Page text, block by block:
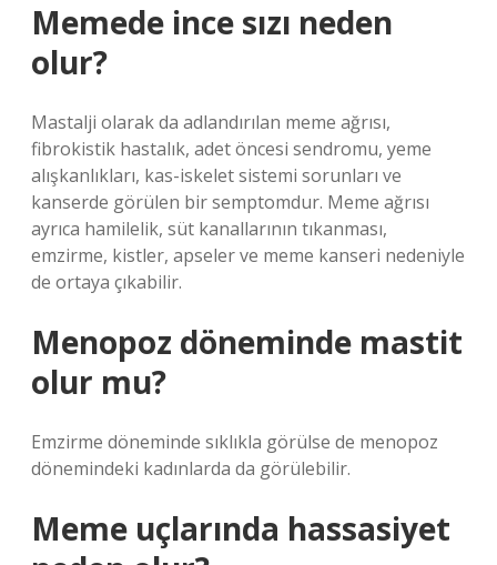
Memede ince sızı neden
olur?
Mastalji olarak da adlandırılan meme ağrısı,
fibrokistik hastalık, adet öncesi sendromu, yeme
alışkanlıkları, kas-iskelet sistemi sorunları ve
kanserde görülen bir semptomdur. Meme ağrısı
ayrıca hamilelik, süt kanallarının tıkanması,
emzirme, kistler, apseler ve meme kanseri nedeniyle
de ortaya çıkabilir.
Menopoz döneminde mastit
olur mu?
Emzirme döneminde sıklıkla görülse de menopoz
dönemindeki kadınlarda da görülebilir.
Meme uçlarında hassasiyet